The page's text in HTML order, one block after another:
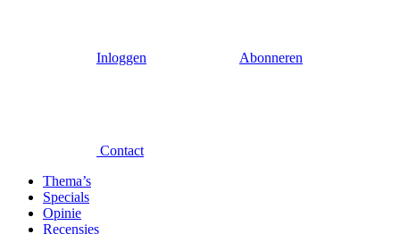
Inloggen Abonneren
Contact
Thema’s
Specials
Opinie
Recensies